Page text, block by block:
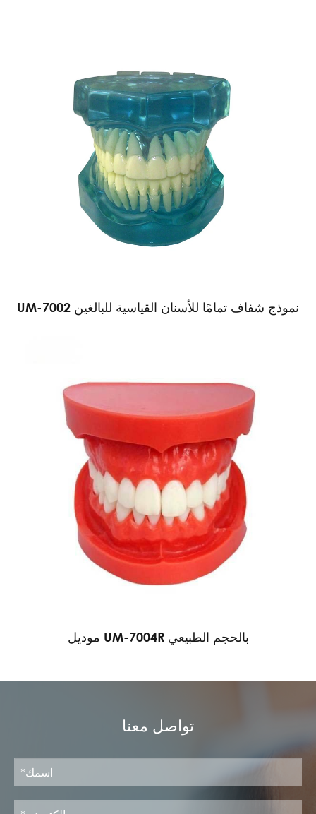
UM-7002 نموذج شفاف تمامًا للأسنان القياسية للبالغين
موديل UM-7004R بالحجم الطبيعي
تواصل معنا